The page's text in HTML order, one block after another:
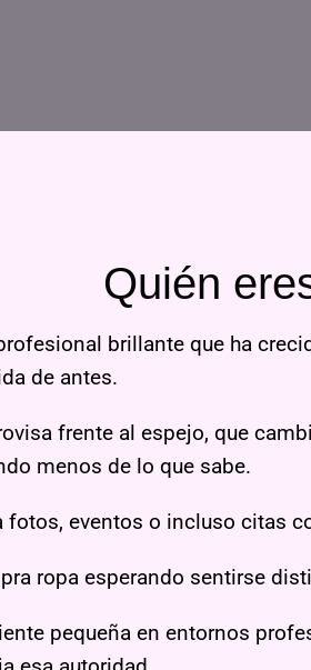
Quién
brillante que ha
de antes.
frente al espejo, que
menos de lo que sabe.
fotos, eventos o incluso citas
ropa esperando sentirse
pequeña en entornos